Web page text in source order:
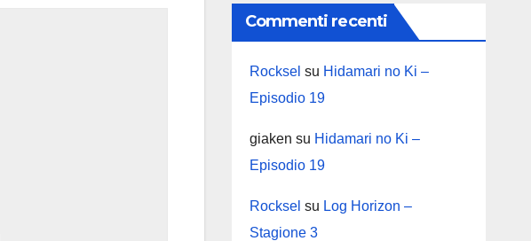
Commenti recenti
Rocksel su Hidamari no Ki –
Episodio 19
giaken su Hidamari no Ki –
Episodio 19
Rocksel su Log Horizon –
Stagione 3